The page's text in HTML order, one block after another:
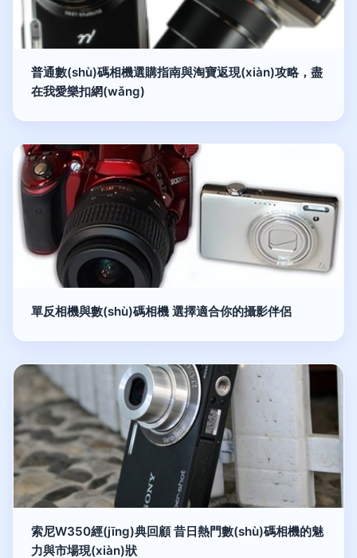
普通數(shù)碼相機選購指南與淘寶返現(xiàn)攻略，盡
在我愛樂扣網(wǎng)
單反相機與數(shù)碼相機 選擇適合你的攝影伴侶
索尼W350經(jīng)典回顧 昔日熱門數(shù)碼相機的魅
力與市場現(xiàn)狀